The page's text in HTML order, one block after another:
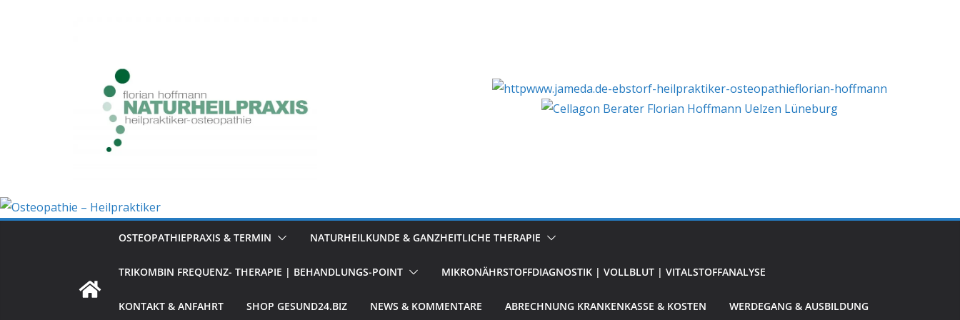
OSTEOPATHIEPRAXIS & TERMIN NATURHEILKUNDE & GANZHEITLICHE THERAPIE
TRIKOMBIN FREQUENZ- THERAPIE | BEHANDLUNGS-POINT MIKRONÄHRSTOFFDIAGNOSTIK | VOLLBLUT | VITALSTOFFANALYSE
KONTAKT & ANFAHRT SHOP GESUND24.BIZ NEWS & KOMMENTARE ABRECHNUNG KRANKENKASSE & KOSTEN WERDEGANG & AUSBILDUNG